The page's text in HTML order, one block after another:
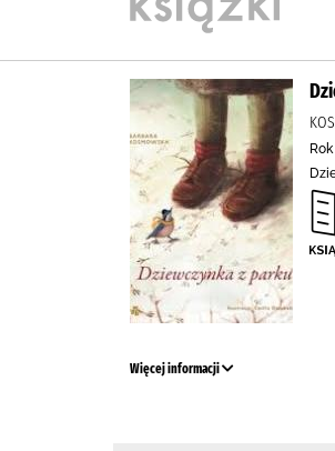
Więcej informacji